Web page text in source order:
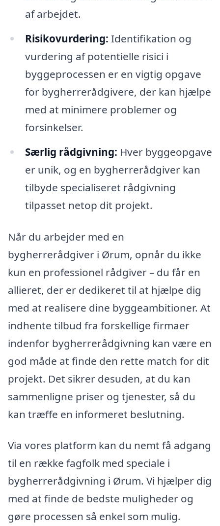
af arbejdet.
Risikovurdering: Identifikation og
vurdering af potentielle risici i
byggeprocessen er en vigtig opgave
for bygherrerådgivere, der kan hjælpe
med at minimere problemer og
forsinkelser.
Særlig rådgivning: Hver byggeopgave
er unik, og en bygherrerådgiver kan
tilbyde specialiseret rådgivning
tilpasset netop dit projekt.
Når du arbejder med en
bygherrerådgiver i Ørum, opnår du ikke
kun en professionel rådgiver – du får en
allieret, der er dedikeret til at hjælpe dig
med at realisere dine byggeambitioner. At
indhente tilbud fra forskellige firmaer
indenfor bygherrerådgivning kan være en
god måde at finde den rette match for dit
projekt. Det sikrer desuden, at du kan
sammenligne priser og tjenester, så du
kan træffe en informeret beslutning.
Via vores platform kan du nemt få adgang
til en række fagfolk med speciale i
bygherrerådgivning i Ørum. Vi hjælper dig
med at finde de bedste muligheder og
gøre processen så enkel som mulig.